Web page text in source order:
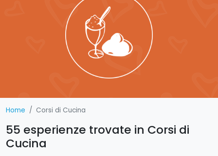
Home Corsi di Cucina
55 esperienze trovate in Corsi di
Cucina